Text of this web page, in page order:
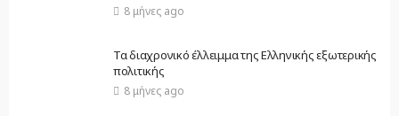
8 μήνες ago
Τα διαχρονικό έλλειμμα της Ελληνικής εξωτερικής
πολιτικής
8 μήνες ago